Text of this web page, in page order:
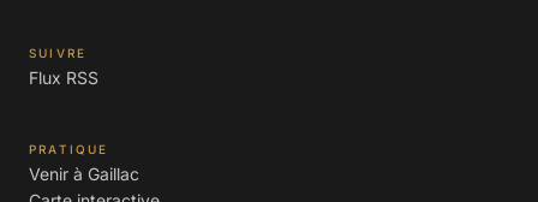
SUIVRE
Flux RSS
PRATIQUE
Venir à Gaillac